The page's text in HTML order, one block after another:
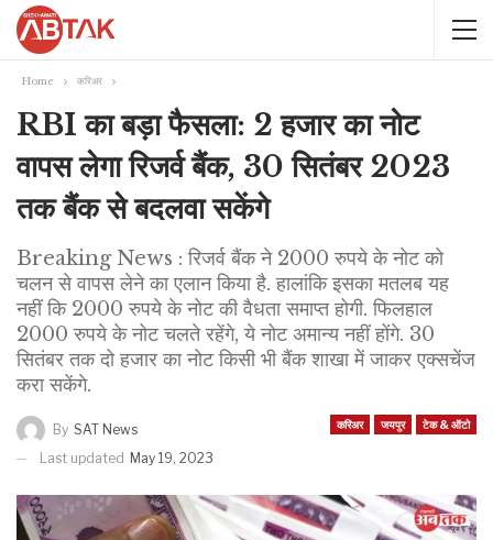
Home करिअर
RBI का बड़ा फैसला: 2 हजार का नोट
वापस लेगा रिजर्व बैंक, 30 सितंबर 2023
तक बैंक से बदलवा सकेंगे
Breaking News : रिजर्व बैंक ने 2000 रुपये के नोट को
चलन से वापस लेने का एलान किया है. हालांकि इसका मतलब यह
नहीं कि 2000 रुपये के नोट की वैधता समाप्त होगी. फिलहाल
2000 रुपये के नोट चलते रहेंगे, ये नोट अमान्य नहीं होंगे. 30
सितंबर तक दो हजार का नोट किसी भी बैंक शाखा में जाकर एक्सचेंज
करा सकेंगे.
करिअर जयपुर टेक & ऑटो
By SAT News
Last updated May 19, 2023